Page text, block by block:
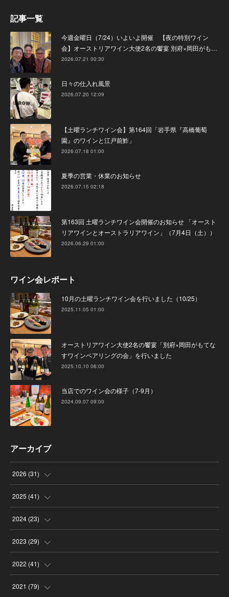
記事一覧
今週金曜日（7/24）いよいよ開催 【夜の特別ワイン
会】オーストリアワイン大使2名の饗宴 別府×岡田がも…
2026.07.21 00:30
日々の仕入れ風景
2026.07.20 12:09
【土曜ランチワイン会】第164回「岩手県『高橋葡萄
園』のワインと江戸前鮓」
2026.07.18 01:00
夏季の営業・休業のお知らせ
2026.07.15 02:18
第163回 土曜ランチワイン会開催のお知らせ 「オースト
リアワインとオーストラリアワイン」（7月4日（土））
2026.06.29 01:00
ワイン会レポート
10月の土曜ランチワイン会を行いました（10/25）
2025.11.05 01:00
オーストリアワイン大使2名の饗宴「別府×岡田がもてな
すワインペアリングの会」を行いました
2025.10.10 06:00
当店でのワイン会の様子（7-9月）
2024.09.07 09:00
アーカイブ
2026 (31)
(4
(8
(4
(2
2025 (41)
(4
(9
(6
(1
2024 (23)
(3
(2
(1
2023 (29)
(3
(3
2022 (41)
(6
2021 (79)